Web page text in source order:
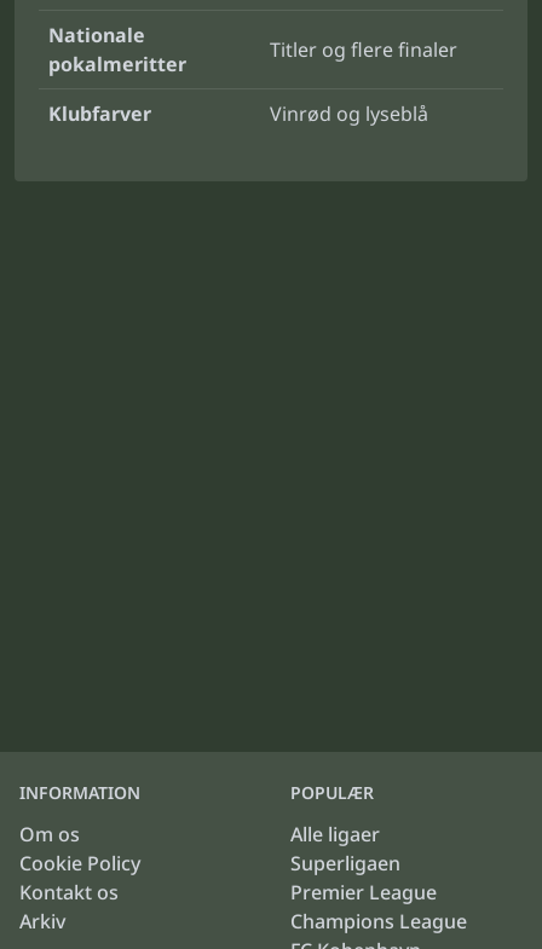
Nationale
pokalmeritter
Titler og flere finaler
Klubfarver Vinrød og lyseblå
INFORMATION
Om os
Cookie Policy
Kontakt os
Arkiv
POPULÆR
Alle ligaer
Superligaen
Premier League
Champions League